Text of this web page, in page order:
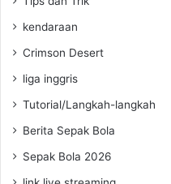
kendaraan
Crimson Desert
liga inggris
Tutorial/Langkah-langkah
Berita Sepak Bola
Sepak Bola 2026